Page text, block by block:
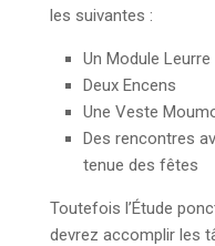
les suivantes :
Un Module Leurre
Deux Encens
Une Veste
Des rencontres
tenue des fêtes
Toutefois l’Étude
devrez accomplir les